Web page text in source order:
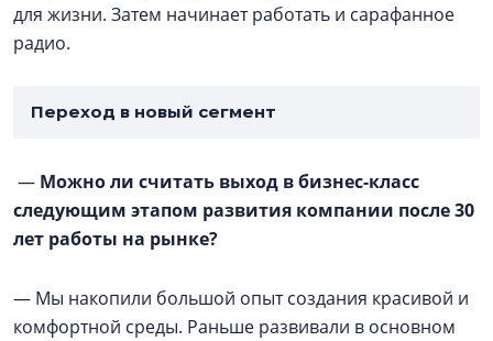
для жизни. Затем начинает работать и сарафанное
радио.
Переход в новый сегмент
— Можно ли считать выход в бизнес-класс
следующим этапом развития компании после 30
лет работы на рынке?
— Мы накопили большой опыт создания красивой и
комфортной среды. Раньше развивали в основном